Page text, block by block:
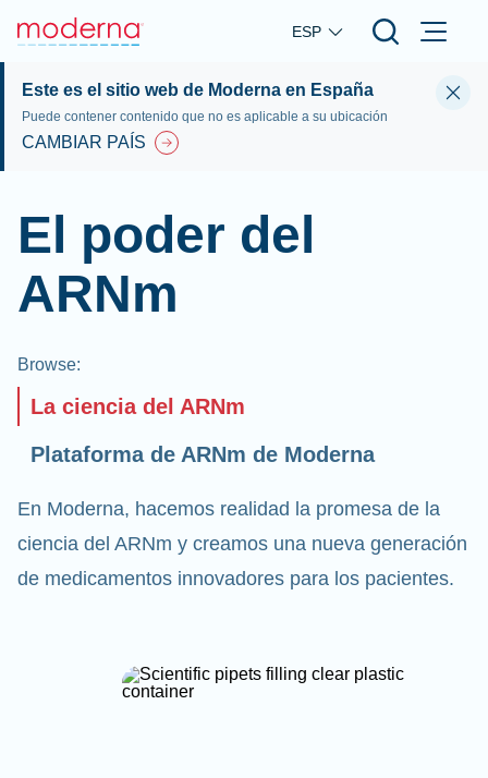
Skip to main content
ESP
Este es el sitio web de Moderna en España
Puede contener contenido que no es aplicable a su ubicación
CAMBIAR PAÍS
El poder del
ARNm
Browse:
La ciencia del ARNm
Plataforma de ARNm de Moderna
En Moderna, hacemos realidad la promesa de la
ciencia del ARNm y creamos una nueva generación
de medicamentos innovadores para los pacientes.